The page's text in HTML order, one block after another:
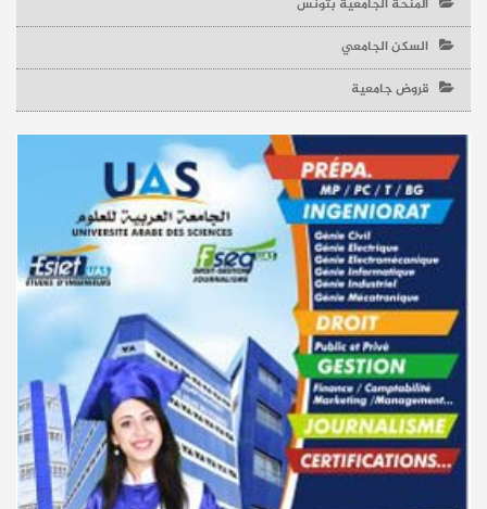
المنحة الجامعية بتونس
السكن الجامعي
قروض جامعية